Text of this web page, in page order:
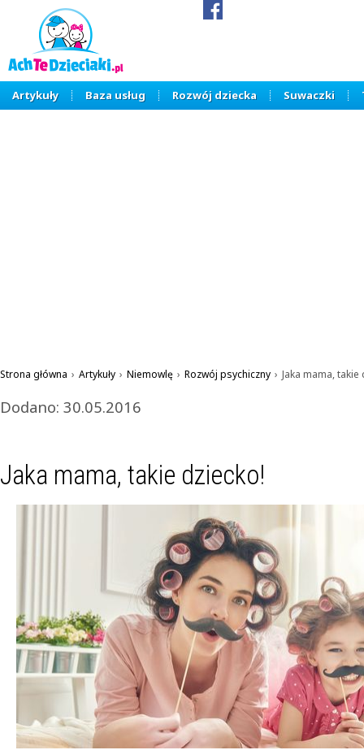
Artykuły Baza usług Rozwój dziecka Suwaczki
Strona główna › Artykuły › Niemowlę › Rozwój psychiczny › Jaka mama, takie
Dodano: 30.05.2016
Jaka mama, takie dziecko!